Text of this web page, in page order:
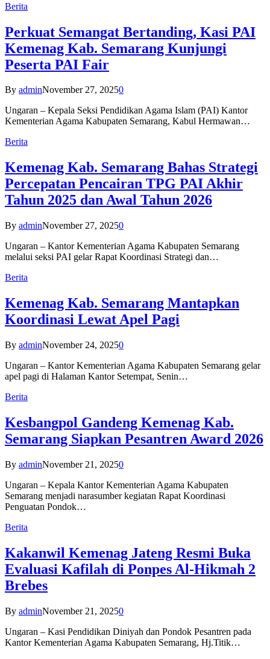
Berita
Perkuat Semangat Bertanding, Kasi PAI
Kemenag Kab. Semarang Kunjungi
Peserta PAI Fair
By adminNovember 27, 20250
Ungaran – Kepala Seksi Pendidikan Agama Islam (PAI) Kantor
Kementerian Agama Kabupaten Semarang, Kabul Hermawan…
Berita
Kemenag Kab. Semarang Bahas Strategi
Percepatan Pencairan TPG PAI Akhir
Tahun 2025 dan Awal Tahun 2026
By adminNovember 27, 20250
Ungaran – Kantor Kementerian Agama Kabupaten Semarang
melalui seksi PAI gelar Rapat Koordinasi Strategi dan…
Berita
Kemenag Kab. Semarang Mantapkan
Koordinasi Lewat Apel Pagi
By adminNovember 24, 20250
Ungaran – Kantor Kementerian Agama Kabupaten Semarang gelar
apel pagi di Halaman Kantor Setempat, Senin…
Berita
Kesbangpol Gandeng Kemenag Kab.
Semarang Siapkan Pesantren Award 2026
By adminNovember 21, 20250
Ungaran – Kepala Kantor Kementerian Agama Kabupaten
Semarang menjadi narasumber kegiatan Rapat Koordinasi
Penguatan Pondok…
Berita
Kakanwil Kemenag Jateng Resmi Buka
Evaluasi Kafilah di Ponpes Al-Hikmah 2
Brebes
By adminNovember 21, 20250
Ungaran – Kasi Pendidikan Diniyah dan Pondok Pesantren pada
Kantor Kementerian Agama Kabupaten Semarang, Hj.Titik…